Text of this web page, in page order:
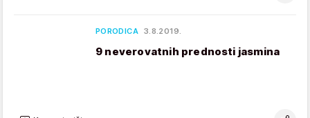
PORODICA 3.8.2019.
9 neverovatnih prednosti jasmina